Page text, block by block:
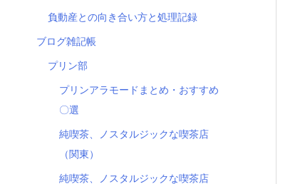
負動産との向き合い方と処理記録
ブログ雑記帳
プリン部
プリンアラモードまとめ・おすすめ
〇選
純喫茶、ノスタルジックな喫茶店
（関東）
純喫茶、ノスタルジックな喫茶店